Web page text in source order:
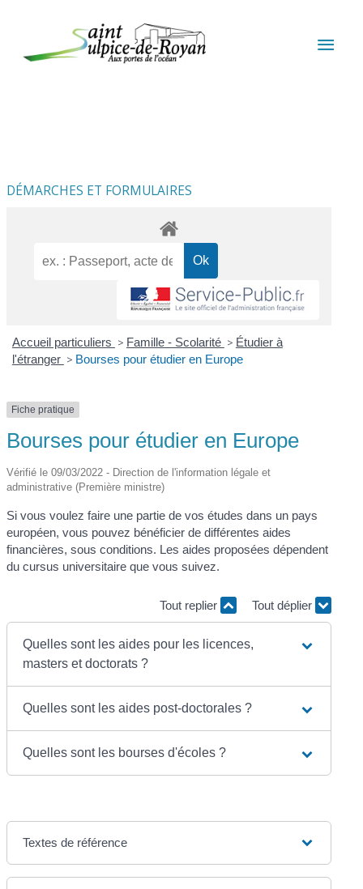
DÉMARCHES ET FORMULAIRES
Accueil particuliers > Famille - Scolarité > Étudier à
l'étranger > Bourses pour étudier en Europe
Fiche pratique
Bourses pour étudier en Europe
Vérifié le 09/03/2022 - Direction de l'information légale et
administrative (Première ministre)
Si vous voulez faire une partie de vos études dans un pays
européen, vous pouvez bénéficier de différentes aides
financières, sous conditions. Les aides proposées dépendent
du cursus universitaire que vous suivez.
Tout replier Tout déplier
Quelles sont les aides pour les licences,
masters et doctorats ?
Quelles sont les aides post-doctorales ?
Quelles sont les bourses d'écoles ?
Textes de référence